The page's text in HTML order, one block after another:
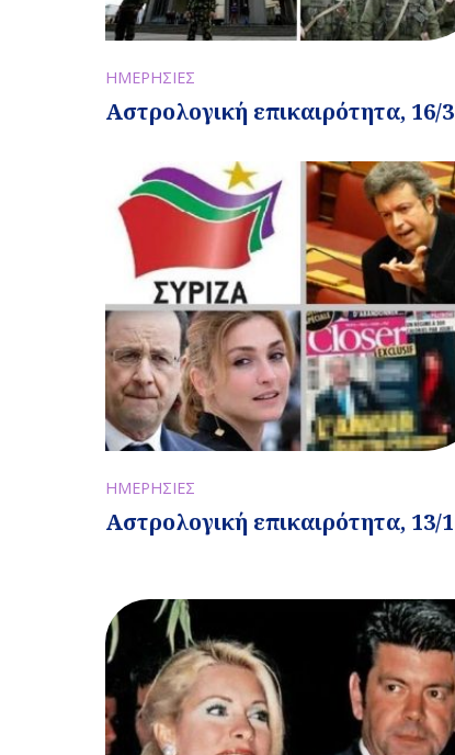
ΗΜΕΡΗΣΙΕΣ
Αστρολογική επικαιρότητα, 16/3
ΗΜΕΡΗΣΙΕΣ
Αστρολογική επικαιρότητα, 13/1